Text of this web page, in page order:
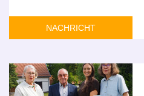
NACHRICHT